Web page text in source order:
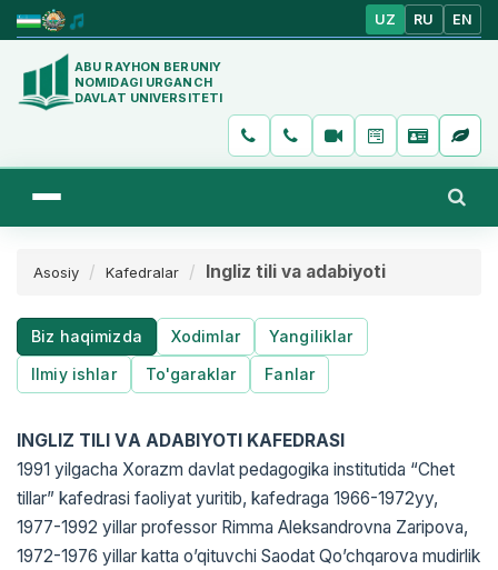
UZ RU EN
ABU RAYHON BERUNIY
NOMIDAGI URGANCH
DAVLAT UNIVERSITETI
Asosiy Kafedralar Ingliz tili va adabiyoti
Biz haqimizda Xodimlar
Yangiliklar
Ilmiy ishlar
To'garaklar Fanlar
INGLIZ TILI VА АDАBIYOTI KАFEDRАSI
1991 yilgacha Xorazm davlat pedagogika institutida “Chet
tillar” kafedrasi faoliyat yuritib, kafedraga 1966-1972yy,
1977-1992 yillar professor Rimma Аleksandrovna Zaripova,
1972-1976 yillar katta oʼqituvchi Saodat Qoʼchqarova mudirlik